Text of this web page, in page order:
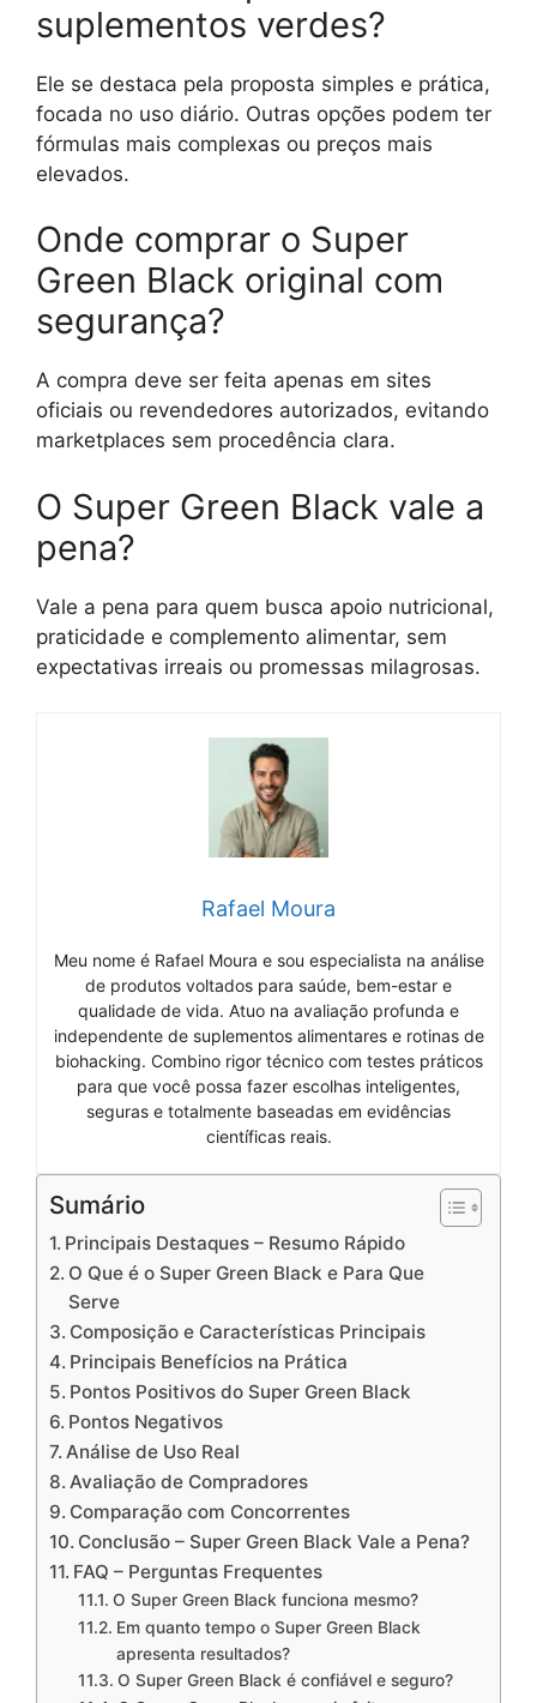
suplementos verdes?
Ele se destaca pela proposta simples e prática,
focada no uso diário. Outras opções podem ter
fórmulas mais complexas ou preços mais
elevados.
Onde comprar o Super
Green Black original com
segurança?
A compra deve ser feita apenas em sites
oficiais ou revendedores autorizados, evitando
marketplaces sem procedência clara.
O Super Green Black vale a
pena?
Vale a pena para quem busca apoio nutricional,
praticidade e complemento alimentar, sem
expectativas irreais ou promessas milagrosas.
Rafael Moura
Meu nome é Rafael Moura e sou especialista na análise
de produtos voltados para saúde, bem-estar e
qualidade de vida. Atuo na avaliação profunda e
independente de suplementos alimentares e rotinas de
biohacking. Combino rigor técnico com testes práticos
para que você possa fazer escolhas inteligentes,
seguras e totalmente baseadas em evidências
científicas reais.
Sumário
Principais Destaques – Resumo Rápido
O Que é o Super Green Black e Para Que
Serve
Composição e Características Principais
Principais Benefícios na Prática
Pontos Positivos do Super Green Black
Pontos Negativos
Análise de Uso Real
Avaliação de Compradores
Comparação com Concorrentes
Conclusão – Super Green Black Vale a Pena?
FAQ – Perguntas Frequentes
O Super Green Black funciona mesmo?
Em quanto tempo o Super Green Black
apresenta resultados?
O Super Green Black é confiável e seguro?